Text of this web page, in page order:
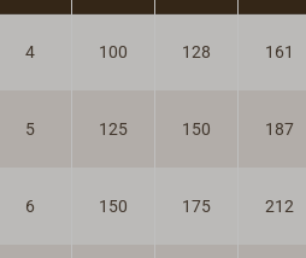
4 100 128 161
5 125 150 187
6 150 175 212